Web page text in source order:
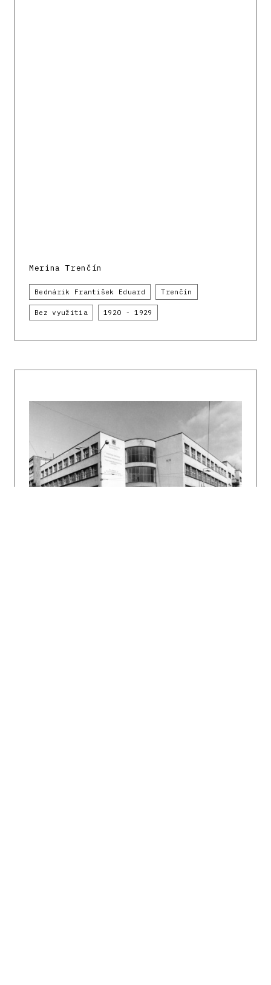
Merina Trenčín
Bednárik František Eduard Trenčín
Bez využitia 1920 - 1929